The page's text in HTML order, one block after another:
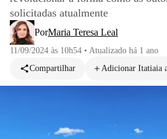
solicitadas atualmente
PorMaria Teresa Leal
11/09/2024 às 10h54 • Atualizado há 1 ano
Compartilhar
Adicionar Itatiaia